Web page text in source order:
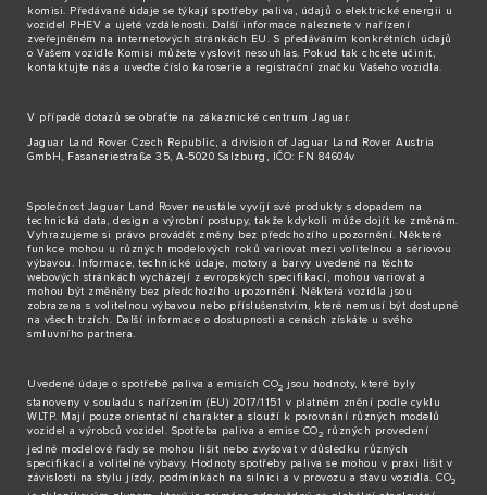
komisi. Předávané údaje se týkají spotřeby paliva, údajů o elektrické energii u
vozidel PHEV a ujeté vzdálenosti. Další informace naleznete v nařízení
zveřejněném na internetových stránkách EU. S předáváním konkrétních údajů
o Vašem vozidle Komisi můžete vyslovit nesouhlas. Pokud tak chcete učinit,
kontaktujte nás a uveďte číslo karoserie a registrační značku Vašeho vozidla.
V případě dotazů se obraťte na zákaznické centrum Jaguar.
Jaguar Land Rover Czech Republic, a division of Jaguar Land Rover Austria
GmbH, Fasaneriestraße 35, A-5020 Salzburg, IČO: FN 84604v
Společnost Jaguar Land Rover neustále vyvíjí své produkty s dopadem na
technická data, design a výrobní postupy, takže kdykoli může dojít ke změnám.
Vyhrazujeme si právo provádět změny bez předchozího upozornění. Některé
funkce mohou u různých modelových roků variovat mezi volitelnou a sériovou
výbavou. Informace, technické údaje, motory a barvy uvedené na těchto
webových stránkách vycházejí z evropských specifikací, mohou variovat a
mohou být změněny bez předchozího upozornění. Některá vozidla jsou
zobrazena s volitelnou výbavou nebo příslušenstvím, které nemusí být dostupné
na všech trzích. Další informace o dostupnosti a cenách získáte u svého
smluvního partnera.
Uvedené údaje o spotřebě paliva a emisích CO2 jsou hodnoty, které byly
stanoveny v souladu s nařízením (EU) 2017/1151 v platném znění podle cyklu
WLTP. Mají pouze orientační charakter a slouží k porovnání různých modelů
vozidel a výrobců vozidel. Spotřeba paliva a emise CO2
různých provedení
jedné modelové řady se mohou lišit nebo zvyšovat v důsledku různých
specifikací a volitelné výbavy. Hodnoty spotřeby paliva se mohou v praxi lišit v
závislosti na stylu jízdy, podmínkách na silnici a v provozu a stavu vozidla. CO2